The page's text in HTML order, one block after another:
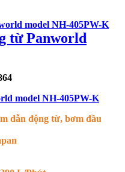
từ Panworld
model NH-405PW-K
dẫn động từ, bơm đầu